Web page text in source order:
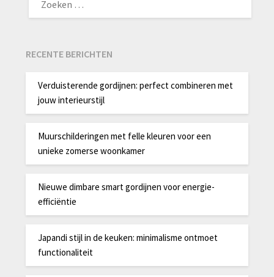
NAAR:
RECENTE BERICHTEN
Verduisterende gordijnen: perfect combineren met
jouw interieurstijl
Muurschilderingen met felle kleuren voor een
unieke zomerse woonkamer
Nieuwe dimbare smart gordijnen voor energie-
efficiëntie
Japandi stijl in de keuken: minimalisme ontmoet
functionaliteit